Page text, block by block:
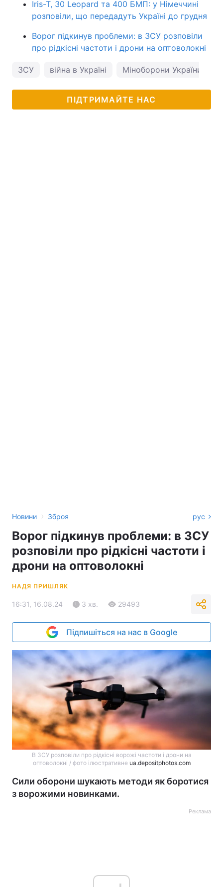
Iris-T, 30 Leopard та 400 БМП: у Німеччині
розповіли, що передадуть Україні до грудня
Ворог підкинув проблеми: в ЗСУ розповіли
про рідкісні частоти і дрони на оптоволокні
ЗСУ війна в Україні Міноборони України
ПІДТРИМАЙТЕ НАС
Новини › Зброя рус
Ворог підкинув проблеми: в ЗСУ
розповіли про рідкісні частоти і
дрони на оптоволокні
НАДЯ ПРИШЛЯК
16:31, 16.08.24 3 хв. 29493
Підпишіться на нас в Google
В ЗСУ розповіли про рідкісні ворожі частоти і дрони на
оптоволокні / фото ілюстративне ua.depositphotos.com
Сили оборони шукають методи як боротися
з ворожими новинками.
Реклама